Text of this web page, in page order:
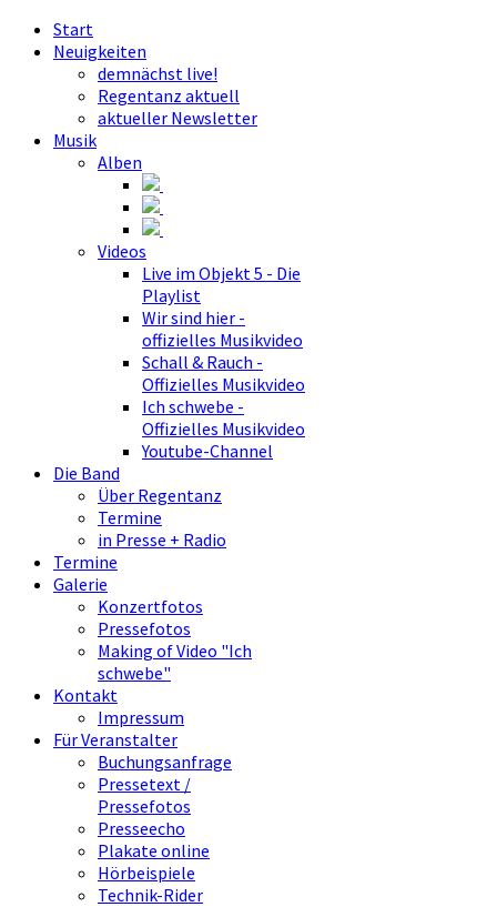
Start
Neuigkeiten
demnächst live!
Regentanz aktuell
aktueller Newsletter
Musik
Alben
Videos
Live im Objekt 5 - Die
Playlist
Wir sind hier -
offizielles Musikvideo
Schall & Rauch -
Offizielles Musikvideo
Ich schwebe -
Offizielles Musikvideo
Youtube-Channel
Die Band
Über Regentanz
Termine
in Presse + Radio
Termine
Galerie
Konzertfotos
Pressefotos
Making of Video "Ich
schwebe"
Kontakt
Impressum
Für Veranstalter
Buchungsanfrage
Pressetext /
Pressefotos
Presseecho
Plakate online
Hörbeispiele
Technik-Rider